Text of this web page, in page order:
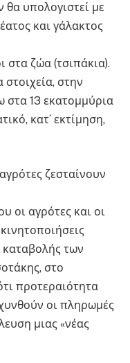
θα υπολογιστεί με
και γάλακτος
στα ζώα (τσιπάκια).
στην
στα 13 εκατομμύρια
κατ´ εκτίμηση,
ζεσταίνουν
οι αγρότες και οι
καταβολής των
στο
προτεραιότητα
οι πληρωμές
μιας «νέας